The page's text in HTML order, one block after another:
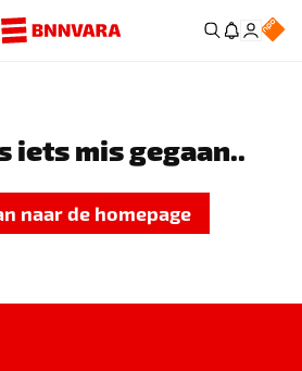
iets mis gegaan..
naar de homepage